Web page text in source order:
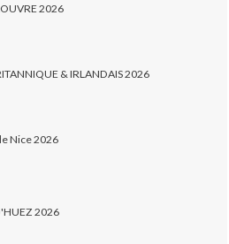
2026
& IRLANDAIS 2026
Nice 2026
2026